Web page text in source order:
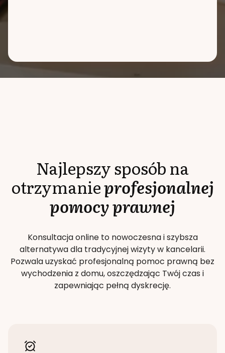
Najlepszy sposób na
otrzymanieprofesjonalnej
pomocy prawnej
Konsultacja online to nowoczesna i szybsza
alternatywa dla tradycyjnej wizyty w kancelarii.
Pozwala uzyskać profesjonalną pomoc prawną bez
wychodzenia z domu, oszczędzając Twój czas i
zapewniając pełną dyskrecję.